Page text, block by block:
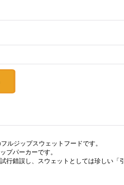
ルジップスウェットフードです。
プパーカーです。
行錯誤し、スウェットとしては珍しい「